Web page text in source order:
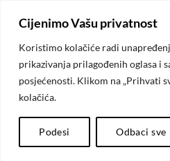
Cijenimo Vašu privatnost
Koristimo kolačiće radi
prikazivanja prilagođenih oglasa i
posjećenosti. Klikom na „Prihvati
kolačića.
Podesi Odbaci sve
content